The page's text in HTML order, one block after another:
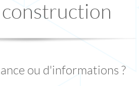
construction
ou d'informations ?